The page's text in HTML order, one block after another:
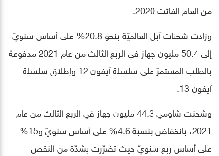
من العام الفائت 2020.
وزادت شحنات آبل العالميّة بنحو 20.8% على أساس سنويّ
إلى 50.4 مليون جهاز في الربع الثالث من عام 2021 مدفوعة
بالطلب المستمرّ على سلسلة آيفون 12 وإطلاق سلسلة
آيفون 13.
وشحنت شاومي 44.3 مليون جهاز في الربع الثالث من عام
2021، بانخفاض بنسبة 4.6% على أساس سنويّ و15%
على أساس ربع سنويّ حيث تضرّرت بشدّة من النقص